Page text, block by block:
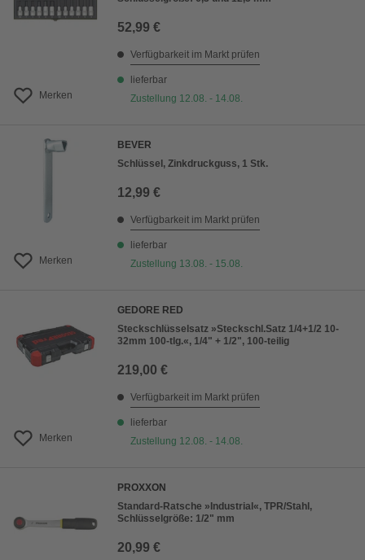
Merken
52,99 €
Verfügbarkeit im Markt prüfen
lieferbar
Zustellung 12.08. - 14.08.
Merken
BEVER
Schlüssel, Zinkdruckguss, 1 Stk.
12,99 €
Verfügbarkeit im Markt prüfen
lieferbar
Zustellung 13.08. - 15.08.
Merken
GEDORE RED
Steckschlüsselsatz »Steckschl.Satz 1/4+1/2 10-
32mm 100-tlg.«, 1/4" + 1/2", 100-teilig
219,00 €
Verfügbarkeit im Markt prüfen
lieferbar
Zustellung 12.08. - 14.08.
PROXXON
Standard-Ratsche »Industrial«, TPR/Stahl,
Schlüsselgröße: 1/2" mm
20,99 €